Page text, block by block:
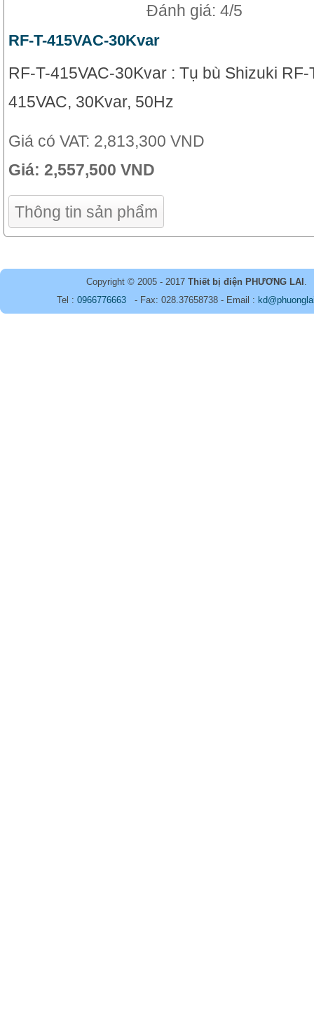
Đánh giá: 4/5
RF-T-415VAC-30Kvar
RF-T-415VAC-30Kvar : Tụ bù Shizuki RF-
415VAC, 30Kvar, 50Hz
Giá có VAT: 2,813,300 VND
Giá: 2,557,500 VND
Thông tin sản phẩm
Copyright © 2005 - 2017 Thiết bị điện PHƯƠNG LAI .
Tel : 0966776663 - Fax: 028.37658738 - Email :